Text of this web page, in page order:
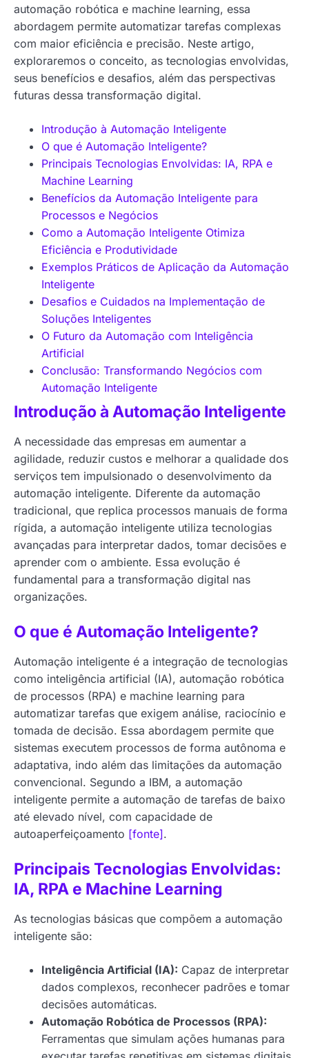
automação robótica e machine learning, essa
abordagem permite automatizar tarefas complexas
com maior eficiência e precisão. Neste artigo,
exploraremos o conceito, as tecnologias envolvidas,
seus benefícios e desafios, além das perspectivas
futuras dessa transformação digital.
Introdução à Automação Inteligente
O que é Automação Inteligente?
Principais Tecnologias Envolvidas: IA, RPA e
Machine Learning
Benefícios da Automação Inteligente para
Processos e Negócios
Como a Automação Inteligente Otimiza
Eficiência e Produtividade
Exemplos Práticos de Aplicação da Automação
Inteligente
Desafios e Cuidados na Implementação de
Soluções Inteligentes
O Futuro da Automação com Inteligência
Artificial
Conclusão: Transformando Negócios com
Automação Inteligente
Introdução à Automação Inteligente
A necessidade das empresas em aumentar a
agilidade, reduzir custos e melhorar a qualidade dos
serviços tem impulsionado o desenvolvimento da
automação inteligente. Diferente da automação
tradicional, que replica processos manuais de forma
rígida, a automação inteligente utiliza tecnologias
avançadas para interpretar dados, tomar decisões e
aprender com o ambiente. Essa evolução é
fundamental para a transformação digital nas
organizações.
O que é Automação Inteligente?
Automação inteligente é a integração de tecnologias
como inteligência artificial (IA), automação robótica
de processos (RPA) e machine learning para
automatizar tarefas que exigem análise, raciocínio e
tomada de decisão. Essa abordagem permite que
sistemas executem processos de forma autônoma e
adaptativa, indo além das limitações da automação
convencional. Segundo a IBM, a automação
inteligente permite a automação de tarefas de baixo
até elevado nível, com capacidade de
autoaperfeiçoamento [fonte].
Principais Tecnologias Envolvidas:
IA, RPA e Machine Learning
As tecnologias básicas que compõem a automação
inteligente são:
Inteligência Artificial (IA): Capaz de interpretar
dados complexos, reconhecer padrões e tomar
decisões automáticas.
Automação Robótica de Processos (RPA):
Ferramentas que simulam ações humanas para